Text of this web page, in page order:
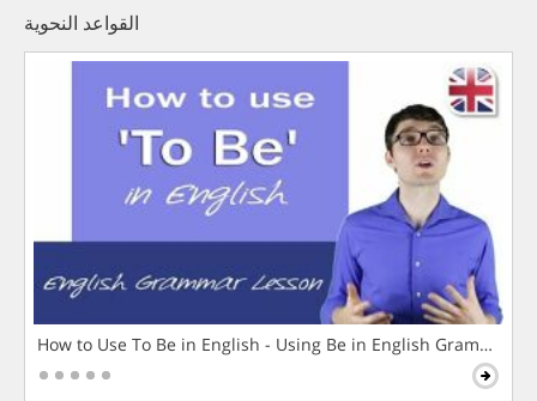
القواعد النحوية
How to Use To Be in English - Using Be in English Grammar